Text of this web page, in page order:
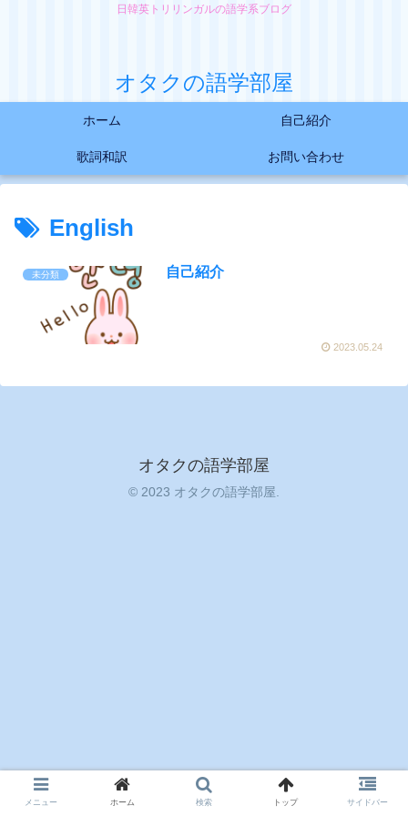
日韓英トリリンガルの語学系ブログ
オタクの語学部屋
ホーム 自己紹介
歌詞和訳 お問い合わせ
English
未分類 自己紹介
2023.05.24
オタクの語学部屋
© 2023 オタクの語学部屋.
メニュー ホーム 検索 トップ サイドバー